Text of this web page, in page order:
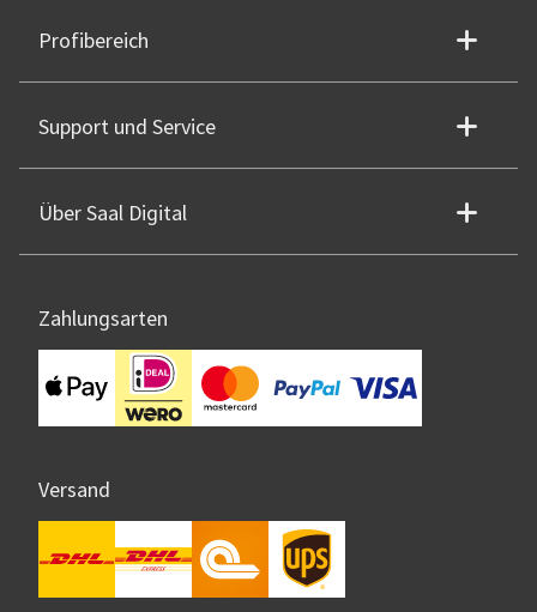
Profibereich
Support und Service
Über Saal Digital
Zahlungsarten
Versand